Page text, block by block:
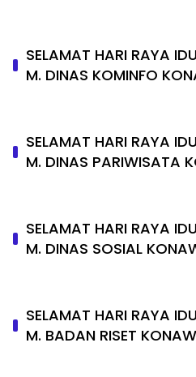
SELAMAT HARI RAYA
M. DINAS KOMINFO
SELAMAT HARI RAYA
M. DINAS PARIWISATA
SELAMAT HARI RAYA
M. DINAS SOSIAL
SELAMAT HARI RAYA
M. BADAN RISET